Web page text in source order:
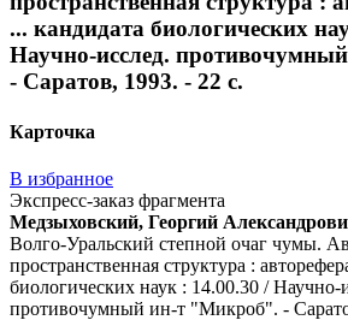
... кандидата биологических
Научно-исслед.
- Саратов, 1993. - 22 с.
Карточка
В избранное
Экспресс-заказ фрагмента
Медзыховский, Георгий
Волго-Уральский степной очаг чумы.
пространственная структура :
биологических наук : 14.00.30 / Научно-
противочумный ин-т "Микроб". -